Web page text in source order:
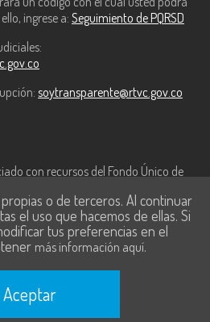
ingrese a: Seguimiento de PQRSD
soytransparente@rtvc.gov.co
con recursos del Fondo Único de
y las Comunicaciones de MinTic.
o de terceros. Al continuar
el uso que hacemos de ellas. Si
tus preferencias en el
más información aquí.
Aceptar